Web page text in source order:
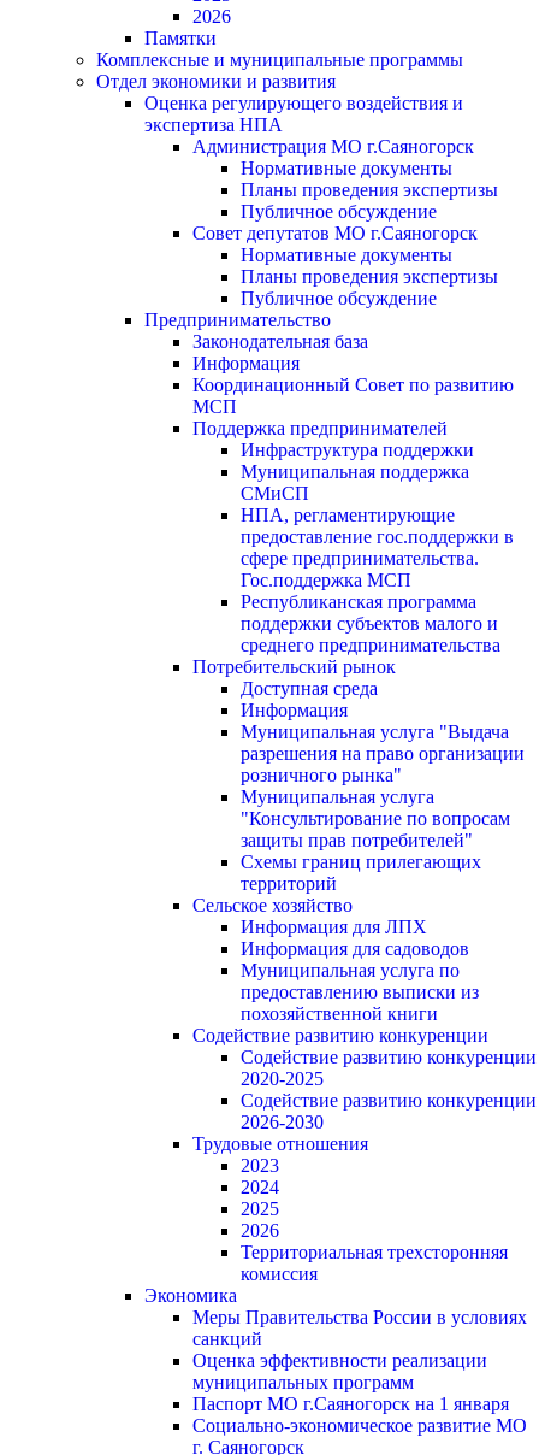
2026
Памятки
Комплексные и муниципальные программы
Отдел экономики и развития
Оценка регулирующего воздействия и
экспертиза НПА
Администрация МО г.Саяногорск
Нормативные документы
Планы проведения экспертизы
Публичное обсуждение
Совет депутатов МО г.Саяногорск
Нормативные документы
Планы проведения экспертизы
Публичное обсуждение
Предпринимательство
Законодательная база
Информация
Координационный Совет по развитию
МСП
Поддержка предпринимателей
Инфраструктура поддержки
Муниципальная поддержка
СМиСП
НПА, регламентирующие
предоставление гос.поддержки в
сфере предпринимательства.
Гос.поддержка МСП
Республиканская программа
поддержки субъектов малого и
среднего предпринимательства
Потребительский рынок
Доступная среда
Информация
Муниципальная услуга "Выдача
разрешения на право организации
розничного рынка"
Муниципальная услуга
"Консультирование по вопросам
защиты прав потребителей"
Схемы границ прилегающих
территорий
Сельское хозяйство
Информация для ЛПХ
Информация для садоводов
Муниципальная услуга по
предоставлению выписки из
похозяйственной книги
Содействие развитию конкуренции
Содействие развитию конкуренции
2020-2025
Содействие развитию конкуренции
2026-2030
Трудовые отношения
2023
2024
2025
2026
Территориальная трехсторонняя
комиссия
Экономика
Меры Правительства России в условиях
санкций
Оценка эффективности реализации
муниципальных программ
Паспорт МО г.Саяногорск на 1 января
Социально-экономическое развитие МО
г. Саяногорск